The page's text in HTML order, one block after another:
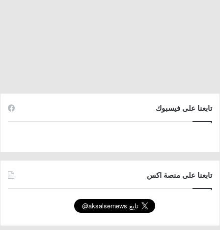
تابعنا على فيسبوك
تابعنا على منصة اكس